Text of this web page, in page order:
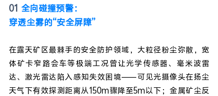
01 全向碰撞预警：
穿透尘雾的“安全屏障”
在露天矿区最棘手的安全防护领域，大粒径粉尘弥散，宽
体矿卡窄路会车等极端工况曾让光学传感器、毫米波雷
达、激光雷达陷入感知失效困境——可见光摄像头在扬尘
天气下有效探测距离从150m骤降至5m以下；金属矿尘反